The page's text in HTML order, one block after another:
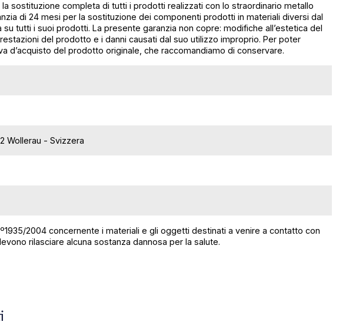
sostituzione completa di tutti i prodotti realizzati con lo straordinario metallo
di 24 mesi per la sostituzione dei componenti prodotti in materiali diversi dal
tutti i suoi prodotti. La presente garanzia non copre: modifiche all’estetica del
del prodotto e i danni causati dal suo utilizzo improprio. Per poter
d’acquisto del prodotto originale, che raccomandiamo di conservare.
Wollerau - Svizzera
2004 concernente i materiali e gli oggetti destinati a venire a contatto con
rilasciare alcuna sostanza dannosa per la salute.